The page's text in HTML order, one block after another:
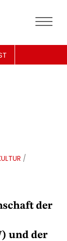
/
der
und der